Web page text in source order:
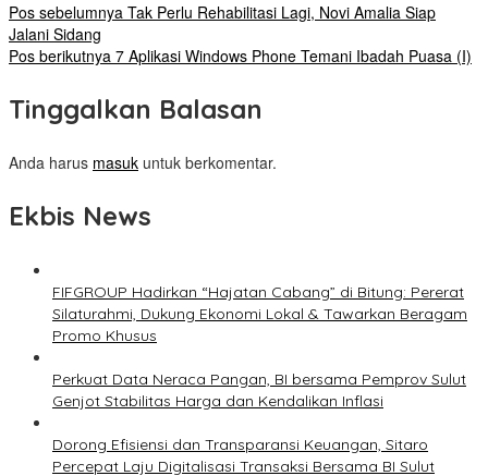
Pos sebelumnya Tak Perlu Rehabilitasi Lagi, Novi Amalia Siap
Jalani Sidang
Pos berikutnya 7 Aplikasi Windows Phone Temani Ibadah Puasa (I)
Tinggalkan Balasan
Anda harus masuk untuk berkomentar.
Ekbis News
FIFGROUP Hadirkan “Hajatan Cabang” di Bitung: Pererat
Silaturahmi, Dukung Ekonomi Lokal & Tawarkan Beragam
Promo Khusus
Perkuat Data Neraca Pangan, BI bersama Pemprov Sulut
Genjot Stabilitas Harga dan Kendalikan Inflasi
Dorong Efisiensi dan Transparansi Keuangan, Sitaro
Percepat Laju Digitalisasi Transaksi Bersama BI Sulut